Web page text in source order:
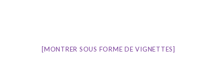
[MONTRER SOUS FORME DE VIGNETTES]